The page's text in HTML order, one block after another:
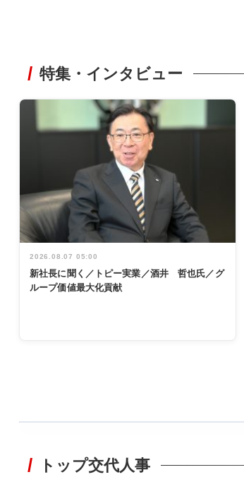
特集・インタビュー
2026.08.07 05:00
新社長に聞く／トピー実業／酒井 哲也氏／グ
ループ価値最大化貢献
非鉄業界で
トップ交代人事